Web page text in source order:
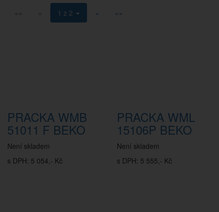
««
« 1 z 2 » »»
PRACKA WMB
51011 F BEKO
Není skladem
s DPH: 5 054,- Kč
PRACKA WML
15106P BEKO
Není skladem
s DPH: 5 555,- Kč